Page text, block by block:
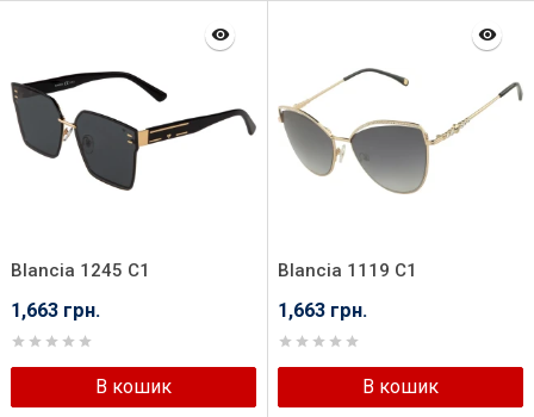
Blancia 1245 C1
1,663 грн.
В кошик
Blancia 1119 C1
1,663 грн.
В кошик